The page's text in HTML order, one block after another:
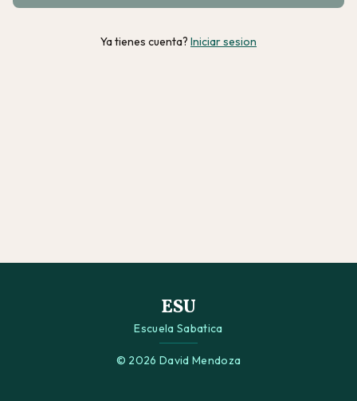
Ya tienes cuenta? Iniciar sesion
ESU
Escuela Sabatica
© 2026 David Mendoza